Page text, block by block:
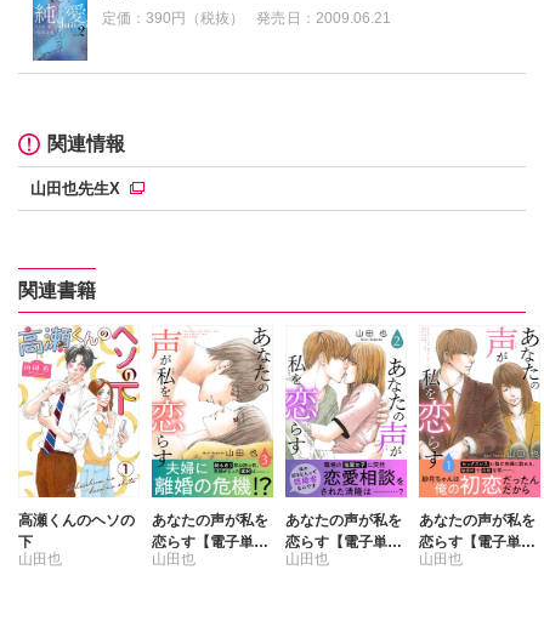
定価：390円（税抜） 発売日： 2009.06.21
関連情報
山田也先生X
関連書籍
高瀬くんのヘソの
下
山田也
あなたの声が私を
恋らす【電子単行
本版】3
山田也
あなたの声が私を
恋らす【電子単行
本版】2
山田也
あなたの声が私を
恋らす【電子単行
本版】1
山田也